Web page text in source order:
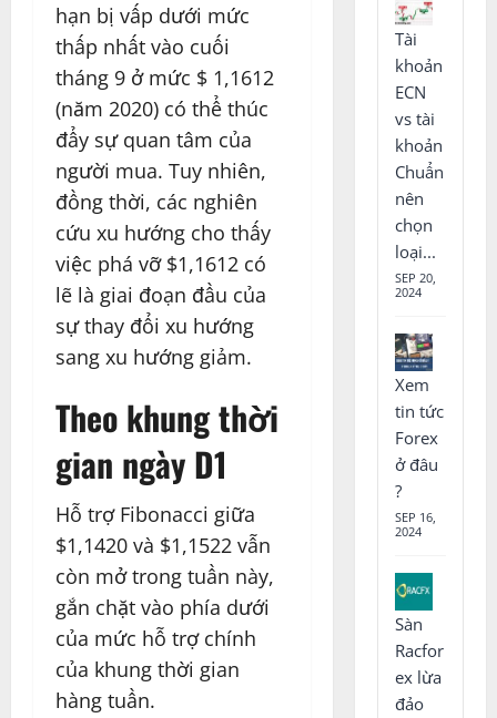
hạn bị vấp dưới mức
thấp nhất vào cuối
tháng 9 ở mức $ 1,1612
(năm 2020) có thể thúc
đẩy sự quan tâm của
người mua. Tuy nhiên,
đồng thời, các nghiên
cứu xu hướng cho thấy
việc phá vỡ $1,1612 có
lẽ là giai đoạn đầu của
sự thay đổi xu hướng
sang xu hướng giảm.
Theo khung thời
gian ngày D1
Hỗ trợ Fibonacci giữa
$1,1420 và $1,1522 vẫn
còn mở trong tuần này,
gắn chặt vào phía dưới
của mức hỗ trợ chính
của khung thời gian
hàng tuần.
Tài
khoản
ECN
vs tài
khoản
Chuẩn
nên
chọn
loại...
SEP 20,
2024
Xem
tin tức
Forex
ở đâu
?
SEP 16,
2024
Sàn
Racfor
ex lừa
đảo